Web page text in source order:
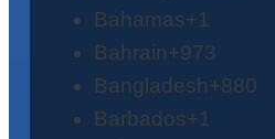
Bahamas+1
Bahrain+973
Bangladesh+880
Barbados+1